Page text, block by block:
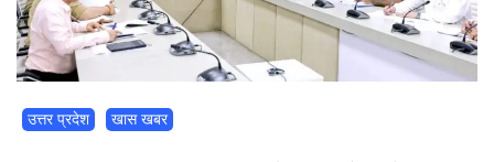
उत्तर प्रदेश खास खबर